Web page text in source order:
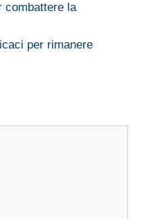
combattere la
per rimanere